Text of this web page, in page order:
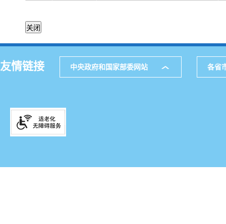
友情链接 中央政府和国家部委网站 各省